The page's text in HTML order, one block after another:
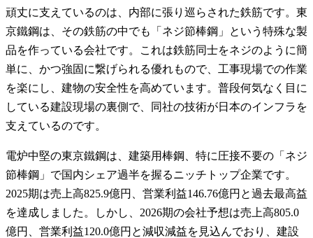
頑丈に支えているのは、内部に張り巡らされた鉄筋です。東
京鐵鋼は、その鉄筋の中でも「ネジ節棒鋼」という特殊な製
品を作っている会社です。これは鉄筋同士をネジのように簡
単に、かつ強固に繋げられる優れもので、工事現場での作業
を楽にし、建物の安全性を高めています。普段何気なく目に
している建設現場の裏側で、同社の技術が日本のインフラを
支えているのです。
電炉中堅の東京鐵鋼は、建築用棒鋼、特に圧接不要の「ネジ
節棒鋼」で国内シェア過半を握るニッチトップ企業です。
2025期は売上高825.9億円、営業利益146.76億円と過去最高益
を達成しました。しかし、2026期の会社予想は売上高805.0
億円、営業利益120.0億円と減収減益を見込んでおり、建設